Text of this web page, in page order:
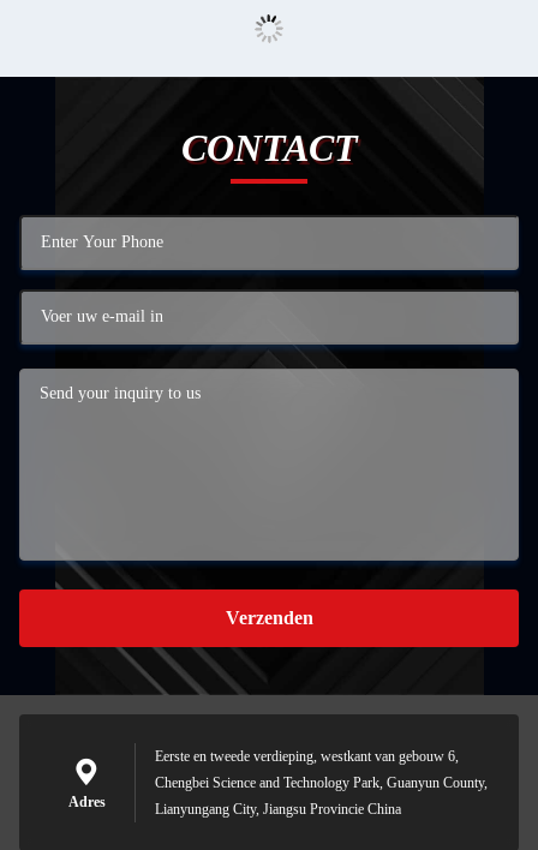
CONTACT
Verzenden
Adres
Eerste en tweede verdieping, westkant van gebouw 6,
Chengbei Science and Technology Park, Guanyun County,
Lianyungang City, Jiangsu Provincie China